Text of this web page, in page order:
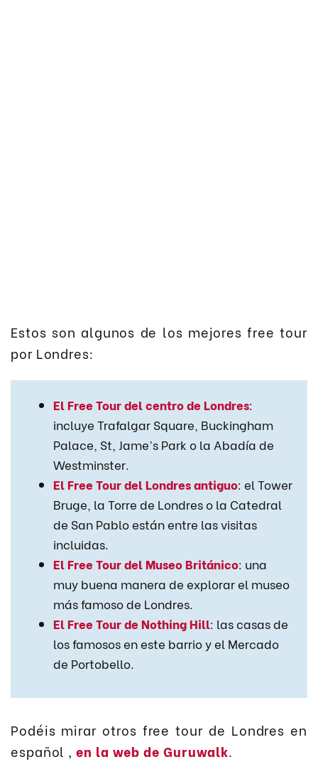
Estos son algunos de los mejores free tour
por Londres:
El Free Tour del centro de Londres:
incluye Trafalgar Square, Buckingham
Palace, St, Jame’s Park o la Abadía de
Westminster.
El Free Tour del Londres antiguo: el Tower
Bruge, la Torre de Londres o la Catedral
de San Pablo están entre las visitas
incluidas.
El Free Tour del Museo Británico: una
muy buena manera de explorar el museo
más famoso de Londres.
El Free Tour de Nothing Hill: las casas de
los famosos en este barrio y el Mercado
de Portobello.
Podéis mirar otros free tour de Londres en
español ,en la web de Guruwalk.